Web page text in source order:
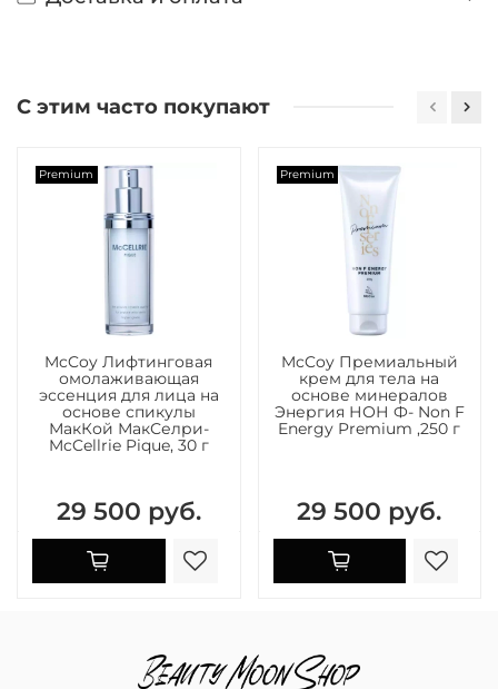
С этим часто покупают
Premium
McCoy Лифтинговая
омолаживающая
эссенция для лица на
основе спикулы
МакКой МакСелри-
McCellrie Pique, 30 г
29 500 руб.
Premium
McCoy Премиальный
крем для тела на
основе минералов
Энергия НОН Ф- Non F
Energy Premium ,250 г
29 500 руб.